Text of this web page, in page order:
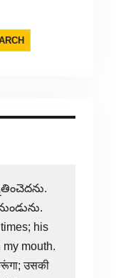
his
mouth.
उसकी